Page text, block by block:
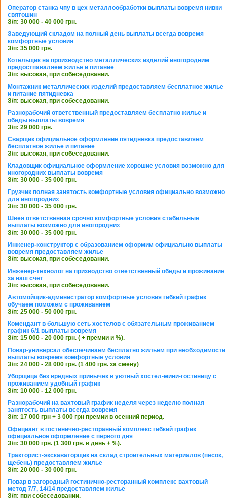
Оператор станка чпу в цех металлообработки выплаты вовремя нивки
святошин
З/п: 30 000 - 40 000 грн.
Заведующий складом на полный день выплаты всегда вовремя
комфортные условия
З/п: 35 000 грн.
Котельщик на производство металлических изделий иногородним
предостпаваляем жилье и питание
З/п: высокая, при собеседовании.
Монтажник металлических изделий предоставляем бесплатное жилье
и питание пятидневка
З/п: высокая, при собеседовании.
Разнорабочий ответственный предоставляем бесплатно жилье и
обеды выплаты вовремя
З/п: 29 000 грн.
Сварщик официальное оформление пятидневка предоставляем
бесплатное жилье и питание
З/п: высокая, при собеседовании.
Кладовщик официальное оформление хорошие условия возможно для
иногородних выплаты вовремя
З/п: 30 000 - 35 000 грн.
Грузчик полная занятость комфортные условия официально возможно
для иногородних
З/п: 30 000 - 35 000 грн.
Швея ответственная срочно комфортные условия стабильные
выплаты возможно для иногородних
З/п: 30 000 - 35 000 грн.
Инженер-конструктор с образованием оформим официально выплаты
вовремя предоставляем жилье
З/п: высокая, при собеседовании.
Инженер-технолог на призводство ответственный обеды и проживание
за наш счет
З/п: высокая, при собеседовании.
Автомойщик-администратор комфортные условия гибкий график
обучаем поможем с проживанием
З/п: 25 000 - 50 000 грн.
Комендант в большую сеть хостелов с обязательным проживанием
график 6/1 выплаты вовремя
З/п: 15 000 - 20 000 грн. ( + премии и %).
Повар-универсал обеспечиваем бесплатно жильем при необходимости
выплаты вовремя комфортные условия
З/п: 24 000 - 28 000 грн. (1 400 грн. за смену)
Уборщица без вредных привычек в уютный хостел-мини-гостиницу с
проживанием удобный график
З/п: 10 000 - 12 000 грн.
Разнорабочий на вахтовый график неделя через неделю полная
занятость выплаты всегда вовремя
З/п: 17 000 грн + 3 000 грн премии в осенний период.
Официант в гостинично-ресторанный комплекс гибкий график
официальное оформление с первого дня
З/п: 30 000 грн. (1 300 грн. в день + %).
Тракторист-экскаваторщик на склад строительных материалов (песок,
щебень) предоставляем жилье
З/п: 20 000 - 30 000 грн.
Повар в загородный гостинично-ресторанный комплекс вахтовый
метод 7/7, 14/14 предоставляем жилье
З/п: при собеседовании.